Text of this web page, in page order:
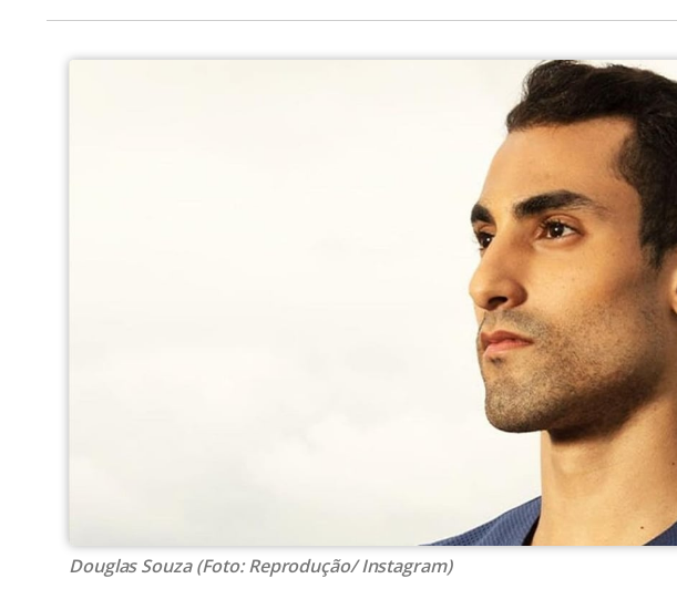
Douglas Souza (Foto: Reprodução/ Instagram)